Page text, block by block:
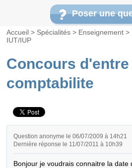
Poser une
Accueil > Spécialités > Enseignement >
IUT/IUP
Concours
comptabilite
Question anonyme le 06/07/2009 à 14h21
Dernière réponse le 11/07/2011 à 10h39
Bonjour je voudrais connaitre la date